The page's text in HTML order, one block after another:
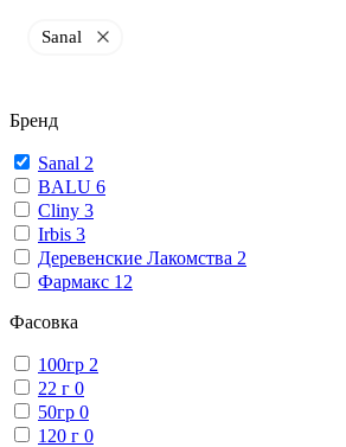
Sanal
Бренд
Sanal 2
BALU 6
Cliny 3
Irbis 3
Деревенские Лакомства 2
Фармакс 12
Фасовка
100гр 2
22 г 0
50гр 0
120 г 0